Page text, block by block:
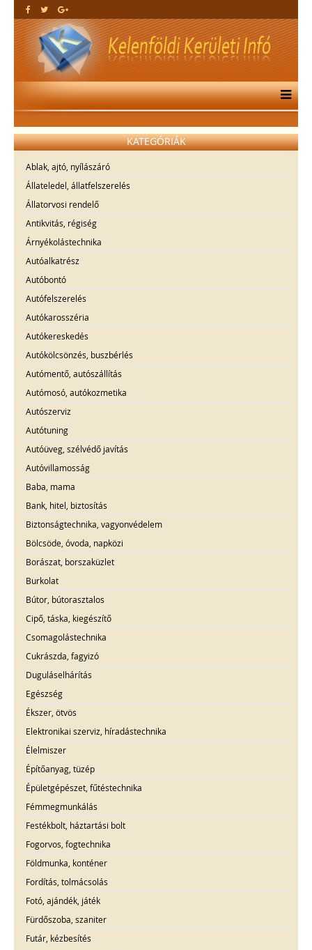
KATEGÓRIÁK
Ablak, ajtó, nyílászáró
Állateledel, állatfelszerelés
Állatorvosi rendelő
Antikvitás, régiség
Árnyékolástechnika
Autóalkatrész
Autóbontó
Autófelszerelés
Autókarosszéria
Autókereskedés
Autókölcsönzés, buszbérlés
Autómentő, autószállítás
Autómosó, autókozmetika
Autószerviz
Autótuning
Autóüveg, szélvédő javítás
Autóvillamosság
Baba, mama
Bank, hitel, biztosítás
Biztonságtechnika, vagyonvédelem
Bölcsöde, óvoda, napközi
Borászat, borszaküzlet
Burkolat
Bútor, bútorasztalos
Cipő, táska, kiegészítő
Csomagolástechnika
Cukrászda, fagyizó
Duguláselhárítás
Egészség
Ékszer, ötvös
Elektronikai szerviz, híradástechnika
Élelmiszer
Építőanyag, tüzép
Épületgépészet, fűtéstechnika
Fémmegmunkálás
Festékbolt, háztartási bolt
Fogorvos, fogtechnika
Földmunka, konténer
Fordítás, tolmácsolás
Fotó, ajándék, játék
Fürdőszoba, szaniter
Futár, kézbesítés